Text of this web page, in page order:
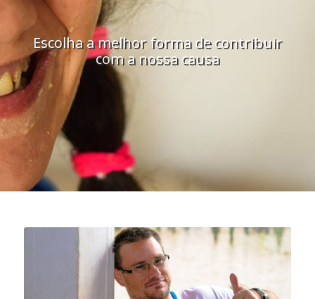
Escolha a melhor forma de contribuir
com a nossa causa